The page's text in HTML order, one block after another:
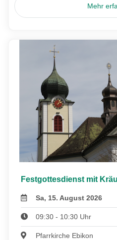
Mehr
Festgottesdienst mit
Sa, 15. August 2026
09:30 - 10:30 Uhr
Pfarrkirche Ebikon